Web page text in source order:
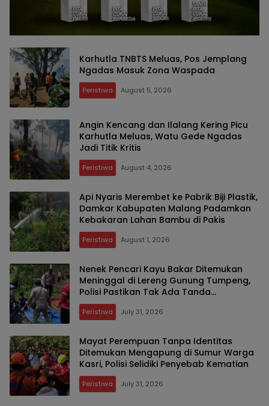
Karhutla TNBTS Meluas, Pos Jemplang
Ngadas Masuk Zona Waspada
Peristiwa August 5, 2026
Angin Kencang dan Ilalang Kering Picu
Karhutla Meluas, Watu Gede Ngadas
Jadi Titik Kritis
Peristiwa August 4, 2026
Api Nyaris Merembet ke Pabrik Biji Plastik,
Damkar Kabupaten Malang Padamkan
Kebakaran Lahan Bambu di Pakis
Peristiwa August 1, 2026
Nenek Pencari Kayu Bakar Ditemukan
Meninggal di Lereng Gunung Tumpeng,
Polisi Pastikan Tak Ada Tanda
Kekerasan
Peristiwa July 31, 2026
Mayat Perempuan Tanpa Identitas
Ditemukan Mengapung di Sumur Warga
Kasri, Polisi Selidiki Penyebab Kematian
Peristiwa July 31, 2026